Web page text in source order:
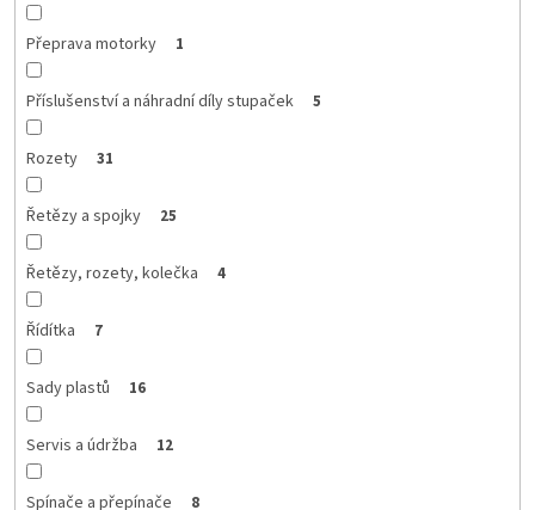
Přeprava motorky 1
Příslušenství a náhradní díly stupaček 5
Rozety 31
Řetězy a spojky 25
Řetězy, rozety, kolečka 4
Řídítka 7
Sady plastů 16
Servis a údržba 12
Spínače a přepínače 8